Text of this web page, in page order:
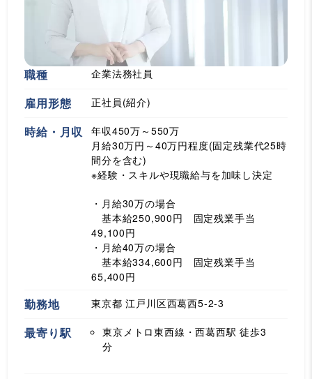
職種 企業法務社員
雇用形態 正社員(紹介)
時給・月収
年収450万～550万
月給30万円～40万円程度(固定残業代25時
間分を含む)
※経験・スキルや現職給与を加味し決定
・月給30万の場合
基本給250,900円 固定残業手当
49,100円
・月給40万の場合
基本給334,600円 固定残業手当
65,400円
勤務地 東京都 江戸川区西葛西5-2-3
最寄り駅 東京メトロ東西線・西葛西駅 徒歩3
分